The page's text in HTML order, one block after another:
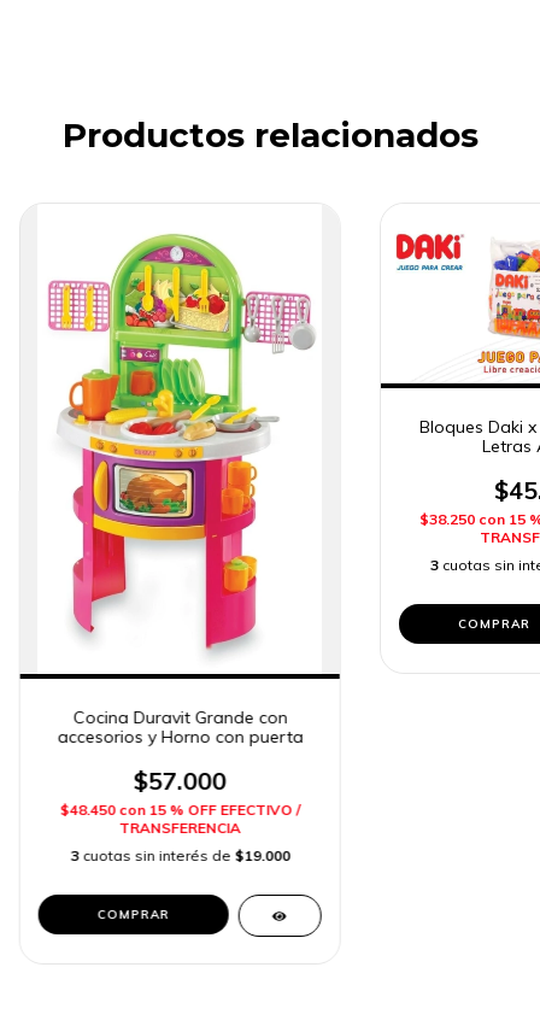
Productos relacionados
Cocina Duravit Grande con
accesorios y Horno con puerta
$57.000
$48.450 con 15 % OFF EFECTIVO /
TRANSFERENCIA
3 cuotas sin interés de $19.000
Bloques Daki
Letras
$38.250 con 15
3 cuotas sin